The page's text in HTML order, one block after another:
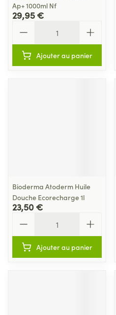
Ap+ 1000ml Nf
29,95 €
Ajouter au panier
Bioderma Atoderm Huile
Douche Ecorecharge 1l
23,50 €
Ajouter au panier